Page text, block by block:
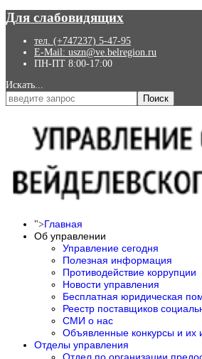
Для слабовидящих
тел. (+747237) 5-47-95
E-Mail: uszn@ve.belregion.ru
ПН-ПТ 8:00-17:00
Искать...
Поиск
">Главная
Об управлении
Управление сегодня
Полезная информация
Противодействие коррупции
Новости управления
Бесплатная юридическая
Реестр поставщиков
СМИ о нас
Объявленные конкурсы и их
Отделы управления